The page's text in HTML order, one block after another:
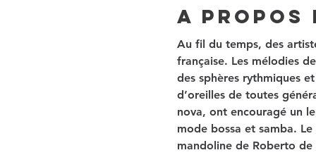
A propos
Au fil du temps, des
française. Les mélodies
des sphères rythmiques
d’oreilles de toutes
nova, ont encouragé un
mode bossa et samba.
mandoline de Roberto de